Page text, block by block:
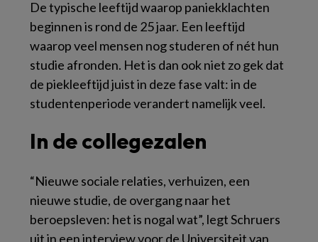
De typische leeftijd waarop paniekklachten
beginnen is rond de 25 jaar. Een leeftijd
waarop veel mensen nog studeren of nét hun
studie afronden. Het is dan ook niet zo gek dat
de piekleeftijd juist in deze fase valt: in de
studentenperiode verandert namelijk veel.
In de collegezalen
“Nieuwe sociale relaties, verhuizen, een
nieuwe studie, de overgang naar het
beroepsleven: het is nogal wat”, legt Schruers
uit in een interview voor de Universiteit van